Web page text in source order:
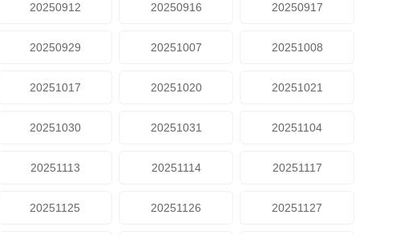
20250912 20250916 20250917
20250929 20251007 20251008
20251017 20251020 20251021
20251030 20251031 20251104
20251113 20251114 20251117
20251125 20251126 20251127